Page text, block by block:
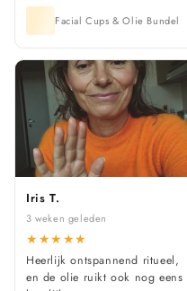
Facial Cups & Olie Bundel
Iris T.
3 weken geleden
★★★★★
Heerlijk ontspannend ritueel,
en de olie ruikt ook nog eens